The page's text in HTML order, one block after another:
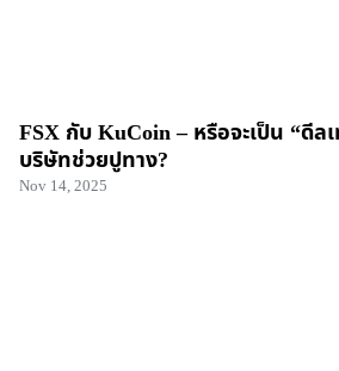
FSX กับ KuCoin – หรือจะเป็น “ดีล
บริษัทช่วยปูทาง?
Nov 14, 2025